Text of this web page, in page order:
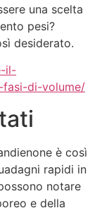
una scelta
pesi?
desiderato.
il-
fasi-di-volume/
è così
rapidi in
notare
e della